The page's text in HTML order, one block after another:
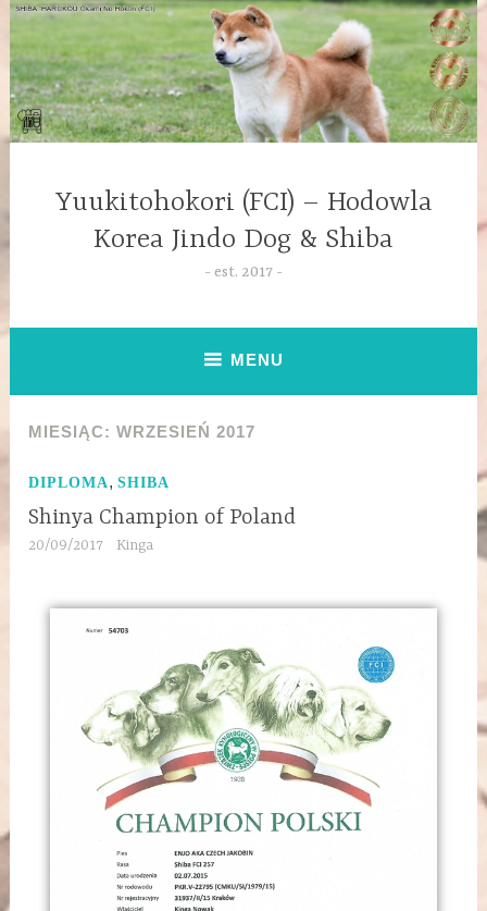
Yuukitohokori (FCI) – Hodowla
Korea Jindo Dog & Shiba
est. 2017
MENU
MIESIĄC:WRZESIEŃ 2017
DIPLOMA,SHIBA
Shinya Champion of Poland
20/09/2017 Kinga